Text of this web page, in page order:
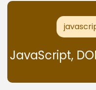
JavaScript,